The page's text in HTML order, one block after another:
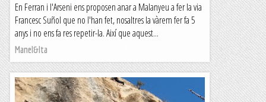
En Ferran i l'Arseni ens proposen anar a Malanyeu a fer la via
Francesc Suñol que no l'han fet, nosaltres la vàrem fer fa 5
anys i no ens fa res repetir-la. Així que aquest...
Manel&Ita